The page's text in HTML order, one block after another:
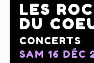
LES
DU
CONCERTS
SAM 16 DÉC